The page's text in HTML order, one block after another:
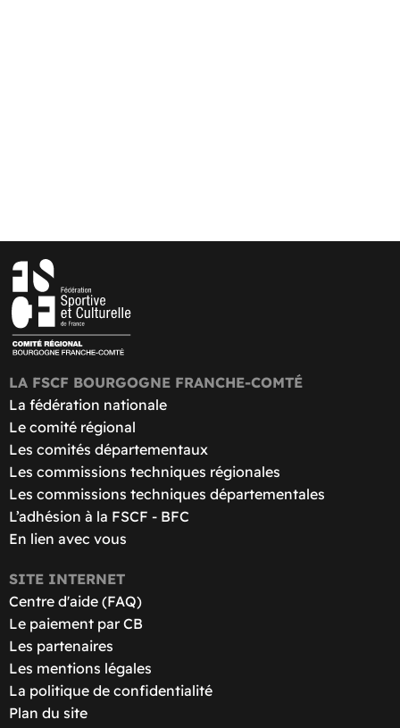
LA FSCF BOURGOGNE FRANCHE-COMTÉ
La fédération nationale
Le comité régional
Les comités départementaux
Les commissions techniques régionales
Les commissions techniques départementales
L’adhésion à la FSCF - BFC
En lien avec vous
SITE INTERNET
Centre d'aide (FAQ)
Le paiement par CB
Les partenaires
Les mentions légales
La politique de confidentialité
Plan du site